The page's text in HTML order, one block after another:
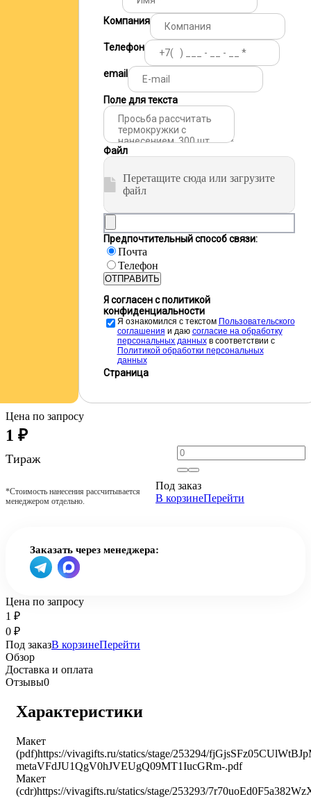
Компания
Телефон
email
Поле для текста
Файл
Перетащите сюда или загрузите
файл
Предпочтительный способ связи:
Почта
Телефон
ОТПРАВИТЬ
Я согласен с политикой
конфиденциальности
Я ознакомился с текстом Пользовательского
соглашения и даю cогласие на обработку
персональных данныхв соответствии с
Политикой обработки персональных
данных
Страница
Цена по запросу
1 ₽
Тираж
*Стоимость нанесения рассчитывается
менеджером отдельно.
Под заказ
В корзинеПерейти
Заказать через менеджера:
Цена по запросу
1 ₽
0 ₽
Под заказВ корзинеПерейти
Обзор
Доставка и оплата
Отзывы0
Характеристики
Макет
(pdf)https://vivagifts.ru/statics/stage/253294/
metaVFdJU1QgV0hJVEUgQ09MT1IucGRm-.pdf
Макет
(cdr)https://vivagifts.ru/statics/stage/253293/